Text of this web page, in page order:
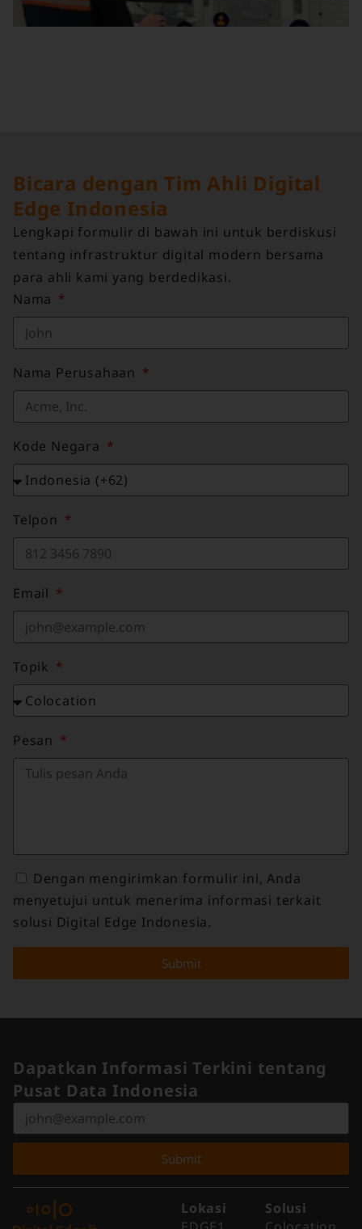
Bicara dengan Tim Ahli Digital
Edge Indonesia
Lengkapi formulir di bawah ini untuk berdiskusi
tentang infrastruktur digital modern bersama
para ahli kami yang berdedikasi.
Nama
Nama Perusahaan
Kode Negara
Telpon
Email
Topik
Pesan
Dengan mengirimkan formulir ini, Anda
menyetujui untuk menerima informasi terkait
solusi Digital Edge Indonesia.
Submit
Dapatkan Informasi Terkini tentang
Pusat Data Indonesia
Submit
Lokasi
Solusi